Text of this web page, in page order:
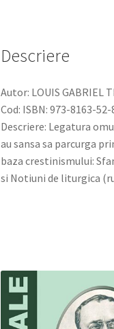
Descriere
Autor: LOUIS GABRIEL
Cod: ISBN: 973-8163-52-
Descriere: Legatura
au sansa sa parcurga
baza crestinismului:
si Notiuni de liturgica